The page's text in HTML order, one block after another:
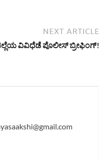
NEXT ARTICLE
ವಿವಿಧೆಡೆ ಪೊಲೀಸ್ ಬ್ರೀಫಿಂಗ್!